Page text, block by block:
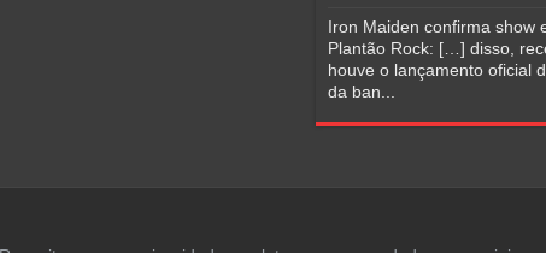
Iron Maiden confirma show
Plantão Rock: […] disso,
houve o lançamento oficial
da ban...